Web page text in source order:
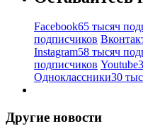
Facebook65 тысяч
подписчиков
Instagram58 тысяч
подписчиков Youtube
Одноклассники30
Другие новости